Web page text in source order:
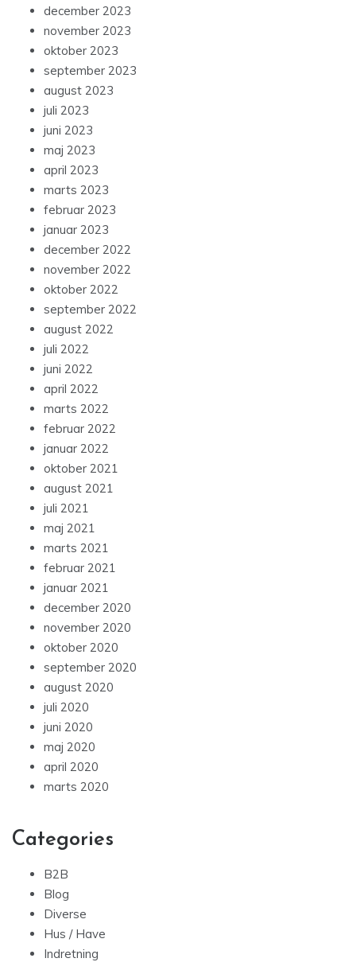
december 2023
november 2023
oktober 2023
september 2023
august 2023
juli 2023
juni 2023
maj 2023
april 2023
marts 2023
februar 2023
januar 2023
december 2022
november 2022
oktober 2022
september 2022
august 2022
juli 2022
juni 2022
april 2022
marts 2022
februar 2022
januar 2022
oktober 2021
august 2021
juli 2021
maj 2021
marts 2021
februar 2021
januar 2021
december 2020
november 2020
oktober 2020
september 2020
august 2020
juli 2020
juni 2020
maj 2020
april 2020
marts 2020
Categories
B2B
Blog
Diverse
Hus / Have
Indretning